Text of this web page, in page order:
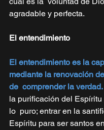
agradable y perfecta.
El entendimiento
El entendimiento es la
mediante la renovación
de  comprender la verdad.
la purificación del Espíritu
lo  puro; entrar en la
Espíritu para ser santos